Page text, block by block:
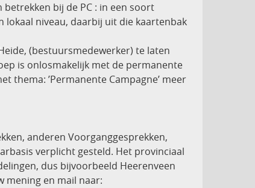
bij de PC : in een soort
lokaal niveau, daarbij uit die kaartenbak
(bestuursmedewerker) te laten
is onlosmakelijk met de permanente
thema: ’Permanente Campagne’ meer
anderen Voorganggesprekken,
verplicht gesteld. Het provinciaal
dus bijvoorbeeld Heerenveen
mening en mail naar: